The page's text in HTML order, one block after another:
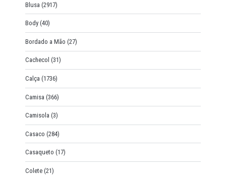
Blusa (2917)
Body (40)
Bordado a Mão (27)
Cachecol (31)
Calça (1736)
Camisa (366)
Camisola (3)
Casaco (284)
Casaqueto (17)
Colete (21)